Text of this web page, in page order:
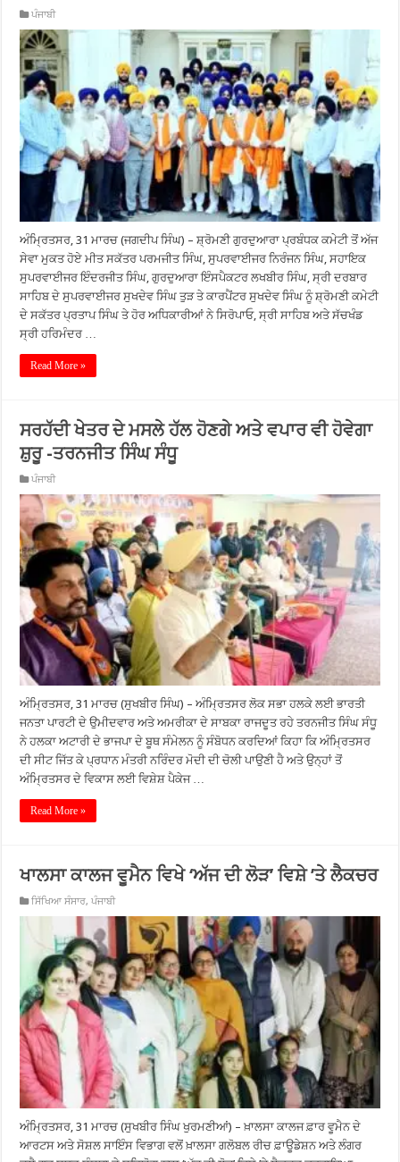
ਪੰਜਾਬੀ
ਅੰਮ੍ਰਿਤਸਰ, 31 ਮਾਰਚ (ਜਗਦੀਪ ਸਿੰਘ) – ਸ਼੍ਰੋਮਣੀ ਗੁਰਦੁਆਰਾ ਪ੍ਰਬੰਧਕ ਕਮੇਟੀ ਤੋਂ ਅੱਜ
ਸੇਵਾ ਮੁਕਤ ਹੋਏ ਮੀਤ ਸਕੱਤਰ ਪਰਮਜੀਤ ਸਿੰਘ, ਸੁਪਰਵਾਈਜਰ ਨਿਰੰਜਨ ਸਿੰਘ, ਸਹਾਇਕ
ਸੁਪਰਵਾਈਜਰ ਇੰਦਰਜੀਤ ਸਿੰਘ, ਗੁਰਦੁਆਰਾ ਇੰਸਪੈਕਟਰ ਲਖਬੀਰ ਸਿੰਘ, ਸ੍ਰੀ ਦਰਬਾਰ
ਸਾਹਿਬ ਦੇ ਸੁਪਰਵਾਈਜਰ ਸੁਖਦੇਵ ਸਿੰਘ ਤੁੜ ਤੇ ਕਾਰਪੈਂਟਰ ਸੁਖਦੇਵ ਸਿੰਘ ਨੂੰ ਸ਼੍ਰੋਮਣੀ ਕਮੇਟੀ
ਦੇ ਸਕੱਤਰ ਪ੍ਰਤਾਪ ਸਿੰਘ ਤੇ ਹੋਰ ਅਧਿਕਾਰੀਆਂ ਨੇ ਸਿਰੋਪਾਓ, ਸ੍ਰੀ ਸਾਹਿਬ ਅਤੇ ਸੱਚਖੰਡ
ਸ੍ਰੀ ਹਰਿਮੰਦਰ …
Read More »
ਸਰਹੱਦੀ ਖੇਤਰ ਦੇ ਮਸਲੇ ਹੱਲ ਹੋਣਗੇ ਅਤੇ ਵਪਾਰ ਵੀ ਹੋਵੇਗਾ
ਸ਼ੁਰੂ -ਤਰਨਜੀਤ ਸਿੰਘ ਸੰਧੂ
ਪੰਜਾਬੀ
ਅੰਮ੍ਰਿਤਸਰ, 31 ਮਾਰਚ (ਸੁਖਬੀਰ ਸਿੰਘ) – ਅੰਮ੍ਰਿਤਸਰ ਲੋਕ ਸਭਾ ਹਲਕੇ ਲਈ ਭਾਰਤੀ
ਜਨਤਾ ਪਾਰਟੀ ਦੇ ਉਮੀਦਵਾਰ ਅਤੇ ਅਮਰੀਕਾ ਦੇ ਸਾਬਕਾ ਰਾਜਦੂਤ ਰਹੇ ਤਰਨਜੀਤ ਸਿੰਘ ਸੰਧੂ
ਨੇ ਹਲਕਾ ਅਟਾਰੀ ਦੇ ਭਾਜਪਾ ਦੇ ਬੂਥ ਸੰਮੇਲਨ ਨੂੰ ਸੰਬੋਧਨ ਕਰਦਿਆਂ ਕਿਹਾ ਕਿ ਅੰਮ੍ਰਿਤਸਰ
ਦੀ ਸੀਟ ਜਿੱਤ ਕੇ ਪ੍ਰਧਾਨ ਮੰਤਰੀ ਨਰਿੰਦਰ ਮੋਦੀ ਦੀ ਚੋਲੀ ਪਾਉਣੀ ਹੈ ਅਤੇ ਉਨ੍ਹਾਂ ਤੋਂ
ਅੰਮ੍ਰਿਤਸਰ ਦੇ ਵਿਕਾਸ ਲਈ ਵਿਸ਼ੇਸ਼ ਪੈਕੇਜ …
Read More »
ਖਾਲਸਾ ਕਾਲਜ ਵੂਮੈਨ ਵਿਖੇ ‘ਅੱਜ ਦੀ ਲੋੜ’ ਵਿਸ਼ੇ ’ਤੇ ਲੈਕਚਰ
ਸਿੱਖਿਆ ਸੰਸਾਰ,ਪੰਜਾਬੀ
ਅੰਮ੍ਰਿਤਸਰ, 31 ਮਾਰਚ (ਸੁਖਬੀਰ ਸਿੰਘ ਖੁਰਮਣੀਆਂ) – ਖ਼ਾਲਸਾ ਕਾਲਜ ਫ਼ਾਰ ਵੂਮੈਨ ਦੇ
ਆਰਟਸ ਅਤੇ ਸੋਸ਼ਲ ਸਾਇੰਸ ਵਿਭਾਗ ਵਲੋਂ ਖ਼ਾਲਸਾ ਗਲੋਬਲ ਰੀਚ ਫ਼ਾਊਡੇਸ਼ਨ ਅਤੇ ਲੰਗਰ